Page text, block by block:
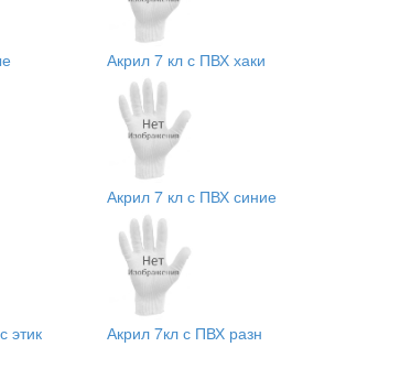
Акрил 7 кл с ПВХ хаки
Акрил 7 кл с ПВХ синие
этик Акрил 7кл с ПВХ разн